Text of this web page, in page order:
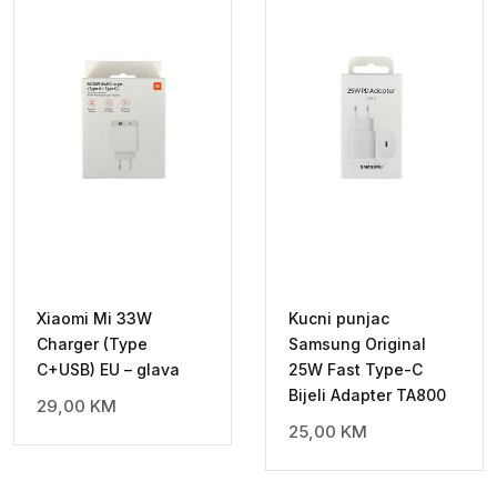
Xiaomi Mi 33W
Charger (Type
C+USB) EU – glava
29,00 KM
Kucni punjac
Samsung Original
25W Fast Type-C
Bijeli Adapter TA800
25,00 KM